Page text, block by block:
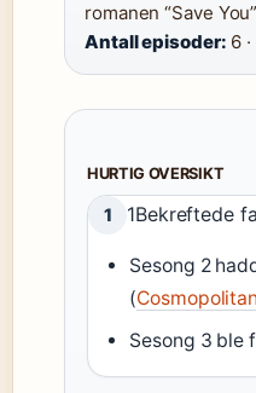
romanen “Save You”
Antall episoder: 6 ·
HURTIG OVERSIKT
1 1Bekreftede
Sesong 2
(Cosmopolitan
Sesong 3 ble